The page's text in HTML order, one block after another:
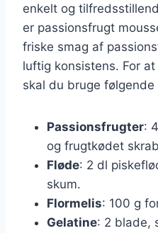
enkelt og
er passionsfrugt
friske smag af
luftig konsistens. For
skal du bruge følgende
Passionsfrugter:
og frugtkødet
Fløde: 2 dl
skum.
Flormelis: 100 g
Gelatine: 2 blade,